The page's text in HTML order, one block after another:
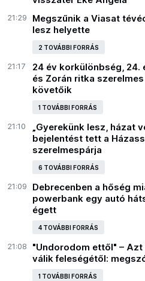
21:29
Megszűnik a Viasat
lesz helyette
2 TOVÁBBI FORRÁS
21:17
24 év korkülönbség, 24.
és Zorán ritka
követőik
1 TOVÁBBI FORRÁS
21:10
„Gyerekünk lesz, házat
bejelentést tett a
szerelmespárja
6 TOVÁBBI FORRÁS
21:09
Debrecenben a hőség
powerbank egy autó
égett
4 TOVÁBBI FORRÁS
21:08
"Undorodom ettől" –
válik feleségétől:
1 TOVÁBBI FORRÁS